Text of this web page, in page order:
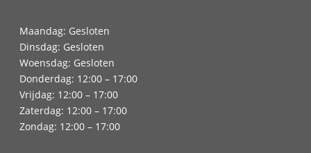
Maandag: Gesloten
Dinsdag: Gesloten
Woensdag: Gesloten
Donderdag: 12:00 – 17:00
Vrijdag: 12:00 – 17:00
Zaterdag: 12:00 – 17:00
Zondag: 12:00 – 17:00